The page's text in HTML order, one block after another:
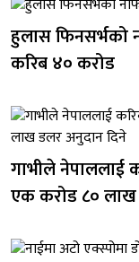
हुलास फिनसर्भको
करिब ४० करोड
गाभीले नेपाललाई
एक करोड ८०